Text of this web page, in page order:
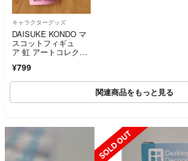
キャラクターグッズ
DAISUKE KONDO マ
スコットフィギュ
ア 虹 アートコレクシ
ョン ダイスケコンド
ウ ガチャガチャ 虹
¥799
関連商品をもっと見る